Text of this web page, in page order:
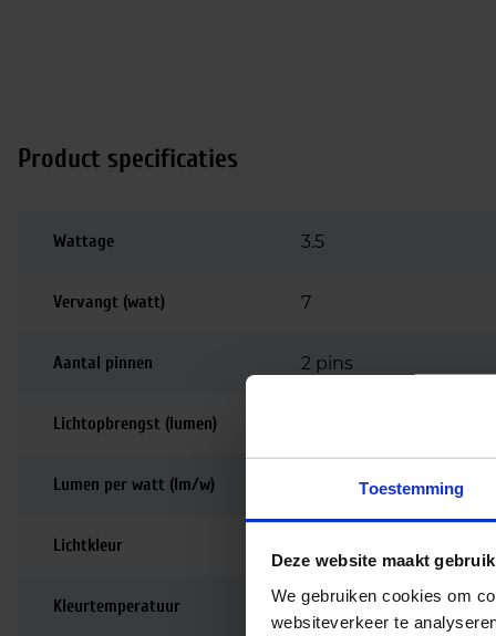
Toestemming
Deze website maakt
We gebruiken cookies om
websiteverkeer te
Product specificaties
Wattage 3.5
Vervangt (watt) 7
Aantal pinnen 2 pins
Lichtopbrengst (lumen)
Lumen per watt (lm/w)
Lichtkleur
Kleurtemperatuur 4000K | Koelwit